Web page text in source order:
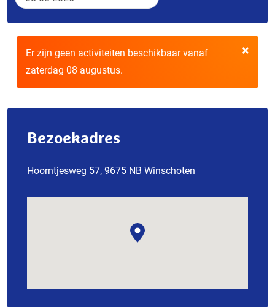
×
Er zijn geen activiteiten beschikbaar vanaf
zaterdag 08 augustus.
Bezoekadres
Hoorntjesweg 57, 9675 NB Winschoten